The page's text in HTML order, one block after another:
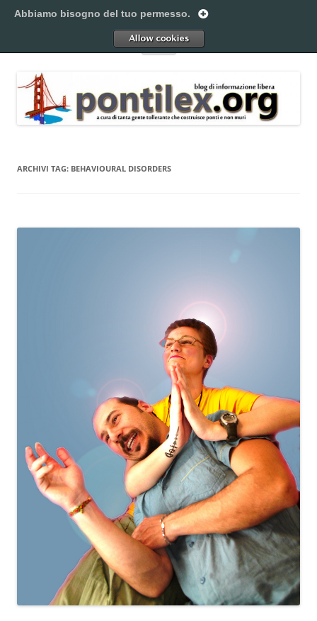
al
Pontilex
Menu
ARCHIVI TAG: BEHAVIOURAL DISORDERS
Abbiamo bisogno del tuo permesso.